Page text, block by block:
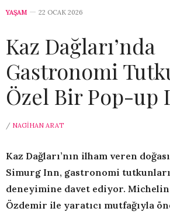
YAŞAM 22 OCAK 2026
Kaz Dağları’nda
Gastronomi
Özel Bir Pop-up
/ NAGIHAN ARAT
Kaz Dağları’nın ilham veren
Simurg Inn, gastronomi
deneyimine davet ediyor. Michelin
Özdemir ile yaratıcı mutfağıyla